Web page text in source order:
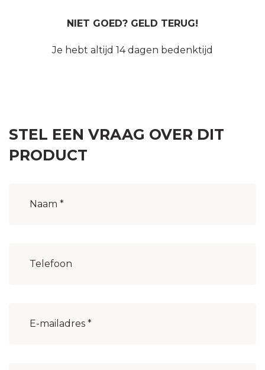
NIET GOED? GELD TERUG!
Je hebt altijd 14 dagen bedenktijd
STEL EEN VRAAG OVER DIT
PRODUCT
mailadres (Vereist)